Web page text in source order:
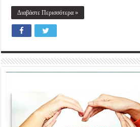
Διαβάστε Περισσότερα »